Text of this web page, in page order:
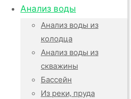
Анализ воды
Анализ воды из
колодца
Анализ воды из
скважины
Бассейн
Из реки, пруда